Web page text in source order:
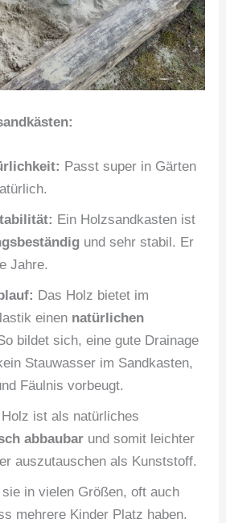
Passt super in Gärten
Ein Holzsandkasten ist
und sehr stabil. Er
Jahre.
Das Holz bietet im
einen natürlichen
bildet sich, eine gute Drainage
Stauwasser im Sandkasten,
Fäulnis vorbeugt.
Holz ist als natürliches
abbaubar und somit leichter
auszutauschen als Kunststoff.
in vielen Größen, oft auch
mehrere Kinder Platz haben.